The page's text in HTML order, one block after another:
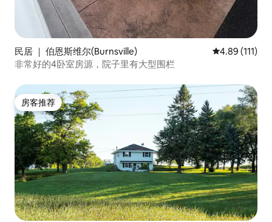
民居 ｜ 伯恩斯维尔(Burnsville) 平均评分 4.89
4.89 (111)
非常好的4卧室房源，院子里有大型围栏
房客推荐
房客推荐